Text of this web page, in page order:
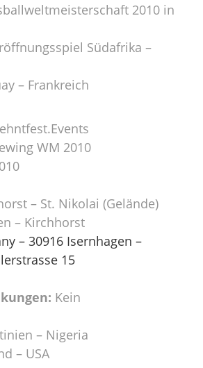
2010 in
Südafrika –
– Frankreich
WM 2010
– St. Nikolai (Gelände)
– Kirchhorst
– 30916 Isernhagen –
15
Kein
– Nigeria
– USA